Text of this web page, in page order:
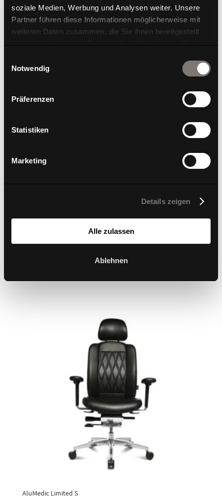
soziale Medien, Werbung und Analysen weiter. Unsere
Partner führen diese Informationen möglicherweise mit
weiteren Daten zusammen, die Sie ihnen bereitgestellt
haben oder die sie im Rahmen Ihrer Nutzung der Dienste
Notwendig
Präferenzen
Statistiken
Marketing
Details zeigen
Alle zulassen
Ablehnen
AluMedic Limited S